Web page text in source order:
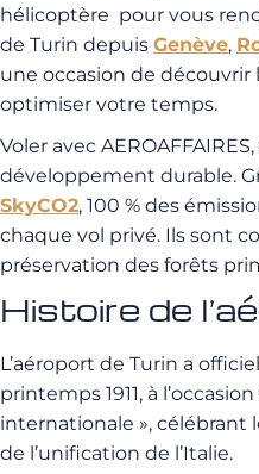
hélicoptère pour vous
de Turin depuis Genève,
une occasion de découvrir
optimiser votre temps.
Voler avec
développement durable.
SkyCO2, 100 % des
chaque vol privé. Ils sont
préservation des forêts
Histoire de
L’aéroport de Turin a
printemps 1911, à
internationale », célébrant
de l’unification de l’Italie.